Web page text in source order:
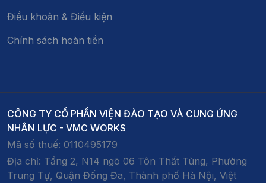
Điều khoản & Điều kiện
Chính sách hoàn tiền
CÔNG TY CỔ PHẦN VIỆN ĐÀO TẠO VÀ CUNG ỨNG
NHÂN LỰC - VMC WORKS
Mã số thuế: 0110495179
Địa chỉ: Tầng 2, N14 ngõ 06 Tôn Thất Tùng, Phường
Trung Tự, Quận Đống Đa, Thành phố Hà Nội, Việt